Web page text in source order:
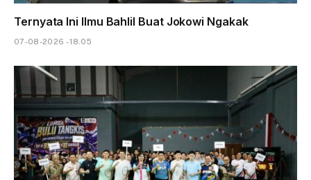
Ternyata Ini Ilmu Bahlil Buat Jokowi Ngakak
07-08-2026 - 18.05